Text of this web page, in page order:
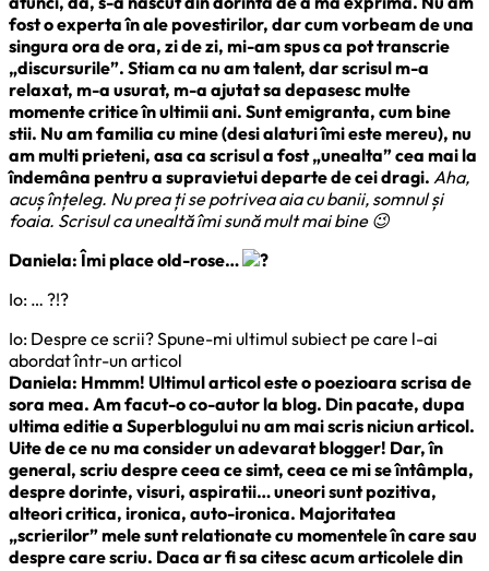
fost o experta în ale povestirilor, dar cum vorbeam de una
singura ora de ora, zi de zi, mi-am spus ca pot transcrie
„discursurile”. Stiam ca nu am talent, dar scrisul m-a
relaxat, m-a usurat, m-a ajutat sa depasesc multe
momente critice în ultimii ani. Sunt emigranta, cum bine
stii. Nu am familia cu mine (desi alaturi îmi este mereu), nu
am multi prieteni, asa ca scrisul a fost „unealta” cea mai la
îndemâna pentru a supravietui departe de cei dragi. Aha,
acuș înțeleg. Nu prea ți se potrivea aia cu banii, somnul și
foaia. Scrisul ca unealtă îmi sună mult mai bine 😉
Daniela: Îmi place old-rose…
Io: … ?!?
Io: Despre ce scrii? Spune-mi ultimul subiect pe care l-ai
abordat într-un articol
Daniela: Hmmm! Ultimul articol este o poezioara scrisa de
sora mea. Am facut-o co-autor la blog. Din pacate, dupa
ultima editie a Superblogului nu am mai scris niciun articol.
Uite de ce nu ma consider un adevarat blogger! Dar, în
general, scriu despre ceea ce simt, ceea ce mi se întâmpla,
despre dorinte, visuri, aspiratii… uneori sunt pozitiva,
alteori critica, ironica, auto-ironica. Majoritatea
„scrierilor” mele sunt relationate cu momentele în care sau
despre care scriu. Daca ar fi sa citesc acum articolele din